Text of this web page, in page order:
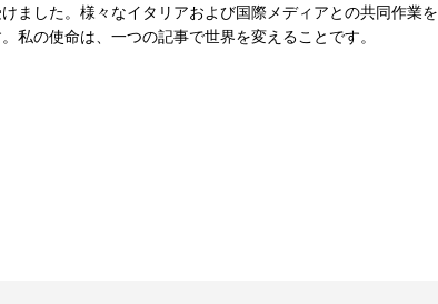
ました。様々なイタリアおよび国際メディアとの共同作業を
私の使命は、一つの記事で世界を変えることです。